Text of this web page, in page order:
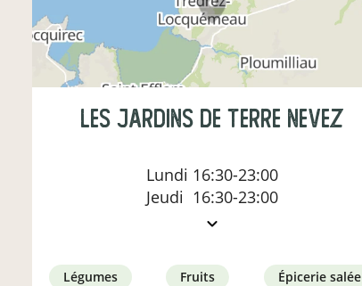
Les Jardins de Terre Nevez
Lundi 16:30-23:00
Jeudi 16:30-23:00
légumes fruits épicerie salée